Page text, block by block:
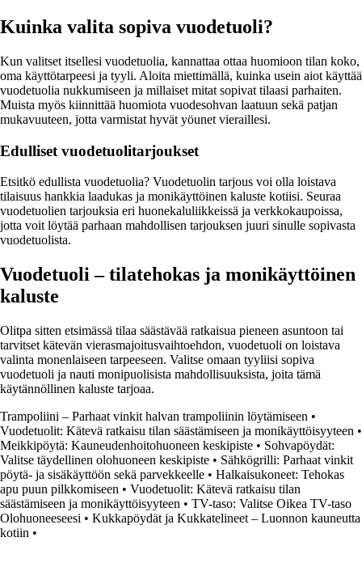
Kuinka valita sopiva vuodetuoli?
Kun valitset itsellesi vuodetuolia, kannattaa ottaa huomioon tilan koko,
oma käyttötarpeesi ja tyyli. Aloita miettimällä, kuinka usein aiot käyttää
vuodetuolia nukkumiseen ja millaiset mitat sopivat tilaasi parhaiten.
Muista myös kiinnittää huomiota vuodesohvan laatuun sekä patjan
mukavuuteen, jotta varmistat hyvät yöunet vieraillesi.
Edulliset vuodetuolitarjoukset
Etsitkö edullista vuodetuolia? Vuodetuolin tarjous voi olla loistava
tilaisuus hankkia laadukas ja monikäyttöinen kaluste kotiisi. Seuraa
vuodetuolien tarjouksia eri huonekaluliikkeissä ja verkkokaupoissa,
jotta voit löytää parhaan mahdollisen tarjouksen juuri sinulle sopivasta
vuodetuolista.
Vuodetuoli – tilatehokas ja monikäyttöinen
kaluste
Olitpa sitten etsimässä tilaa säästävää ratkaisua pieneen asuntoon tai
tarvitset kätevän vierasmajoitusvaihtoehdon, vuodetuoli on loistava
valinta monenlaiseen tarpeeseen. Valitse omaan tyyliisi sopiva
vuodetuoli ja nauti monipuolisista mahdollisuuksista, joita tämä
käytännöllinen kaluste tarjoaa.
Trampoliini – Parhaat vinkit halvan trampoliinin löytämiseen •
Vuodetuolit: Kätevä ratkaisu tilan säästämiseen ja monikäyttöisyyteen •
Meikkipöytä: Kauneudenhoitohuoneen keskipiste • Sohvapöydät:
Valitse täydellinen olohuoneen keskipiste • Sähkögrilli: Parhaat vinkit
pöytä- ja sisäkäyttöön sekä parvekkeelle • Halkaisukoneet: Tehokas
apu puun pilkkomiseen • Vuodetuolit: Kätevä ratkaisu tilan
säästämiseen ja monikäyttöisyyteen • TV-taso: Valitse Oikea TV-taso
Olohuoneeseesi • Kukkapöydät ja Kukkatelineet – Luonnon kauneutta
kotiin •